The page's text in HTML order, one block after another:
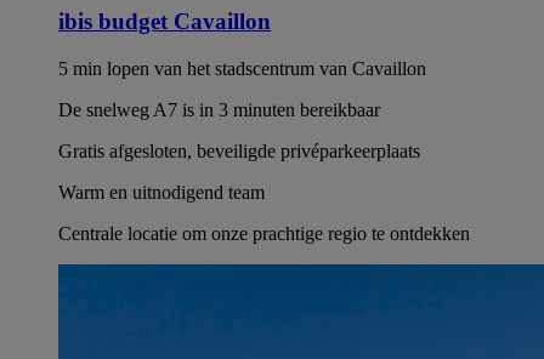
ibis budget Cavaillon
5 min lopen van het stadscentrum van Cavaillon
De snelweg A7 is in 3 minuten bereikbaar
Gratis afgesloten, beveiligde privéparkeerplaats
Warm en uitnodigend team
Centrale locatie om onze prachtige regio te ontdekken